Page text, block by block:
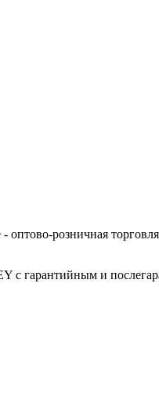
розничная
с гарантийным и